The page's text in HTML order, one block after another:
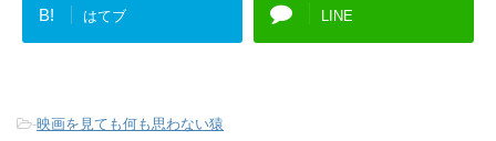
B! はてブ LINE
-映画を見ても何も思わない猿